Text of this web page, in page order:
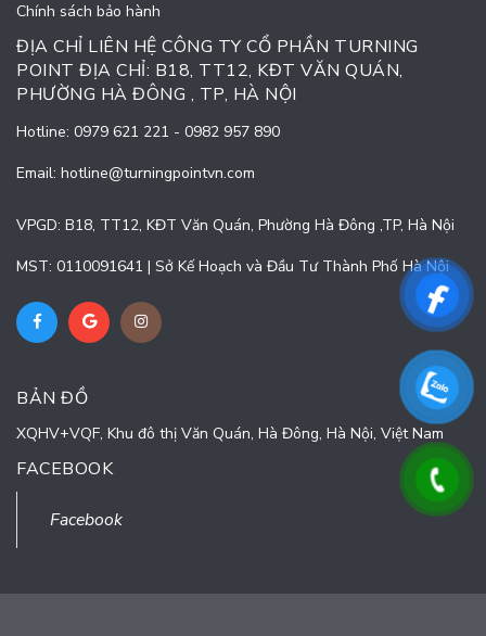
Chính sách bảo hành
ĐỊA CHỈ LIÊN HỆ CÔNG TY CỔ PHẦN TURNING
POINT ĐỊA CHỈ: B18, TT12, KĐT VĂN QUÁN,
PHƯỜNG HÀ ĐÔNG , TP, HÀ NỘI
Hotline: 0979 621 221 - 0982 957 890
Email: hotline@turningpointvn.com
VPGD: B18, TT12, KĐT Văn Quán, Phường Hà Đông ,TP, Hà Nội
MST: 0110091641 | Sở Kế Hoạch và Đầu Tư Thành Phố Hà Nội
BẢN ĐỒ
XQHV+VQF, Khu đô thị Văn Quán, Hà Đông, Hà Nội, Việt Nam
FACEBOOK
Facebook